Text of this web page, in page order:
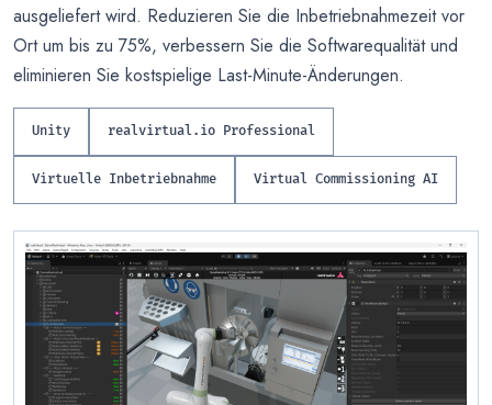
ausgeliefert wird. Reduzieren Sie die Inbetriebnahmezeit vor
Ort um bis zu 75%, verbessern Sie die Softwarequalität und
eliminieren Sie kostspielige Last-Minute-Änderungen.
Unity realvirtual.io Professional
Virtuelle Inbetriebnahme Virtual Commissioning AI